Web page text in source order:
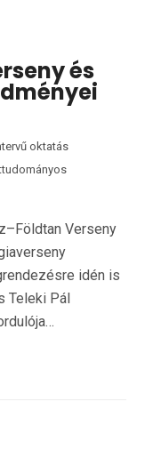
és
oktatás
Verseny
idén is
Teleki Pál